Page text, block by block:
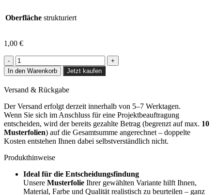
Oberfläche strukturiert
1,00 €
Castagno
Caducci
-
Menge
In den Warenkorb Jetzt kaufen
Versand & Rückgabe
Der Versand erfolgt derzeit innerhalb von 5–7 Werktagen.
Wenn Sie sich im Anschluss für eine Projektbeauftragung
entscheiden, wird der bereits gezahlte Betrag (begrenzt auf max. 10
Musterfolien) auf die Gesamtsumme angerechnet – doppelte
Kosten entstehen Ihnen dabei selbstverständlich nicht.
Produkthinweise
Ideal für die Entscheidungsfindung
Unsere Musterfolie Ihrer gewählten Variante hilft Ihnen,
Material, Farbe und Qualität realistisch zu beurteilen – ganz